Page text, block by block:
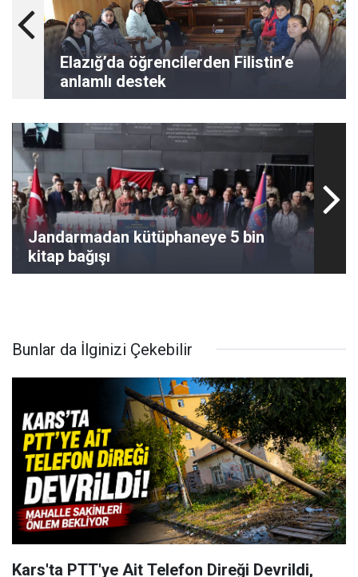
Elazığ’da öğrencilerden Filistin’e
anlamlı destek
Jandarmadan kütüphaneye 5 bin
kitap bağışı
Bunlar da İlginizi Çekebilir
Kars'ta PTT'ye Ait Telefon Direği Devrildi,